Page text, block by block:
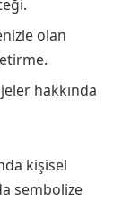
olan
hakkında
kişisel
sembolize